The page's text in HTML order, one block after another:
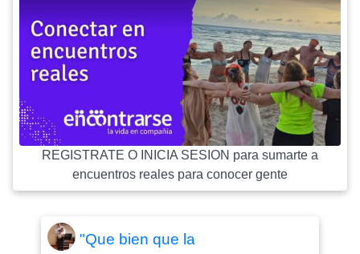
REGISTRATE O INICIA SESION para sumarte a
encuentros reales para conocer gente
"Que bien que la